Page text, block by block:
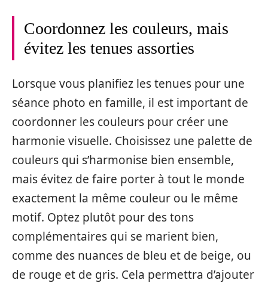
Coordonnez les couleurs, mais
évitez les tenues assorties
Lorsque vous planifiez les tenues pour une
séance photo en famille, il est important de
coordonner les couleurs pour créer une
harmonie visuelle. Choisissez une palette de
couleurs qui s’harmonise bien ensemble,
mais évitez de faire porter à tout le monde
exactement la même couleur ou le même
motif. Optez plutôt pour des tons
complémentaires qui se marient bien,
comme des nuances de bleu et de beige, ou
de rouge et de gris. Cela permettra d’ajouter